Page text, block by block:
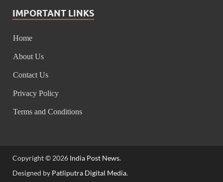
IITF Madhya Pradesh Pavilion: मध्यप्रदेश की
IMPORTANT LINKS
Home
About Us
Contact Us
Privacy Policy
Terms and Conditions
Copyright © 2026 India Post News.
Designed by Patliputra Digital Media.